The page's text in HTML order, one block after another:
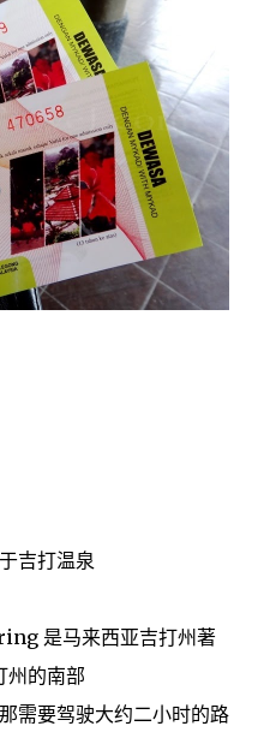
吉打温泉
是马来西亚吉打州著
州的南部
需要驾驶大约二小时的路